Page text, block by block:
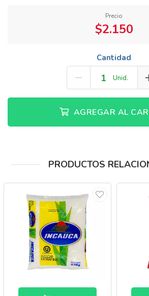
Precio
$2.150
Cantidad
Unid.
AGREGAR AL
PRODUCTOS